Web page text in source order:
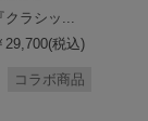
『クラシッ...
29,700(税込)
コラボ商品